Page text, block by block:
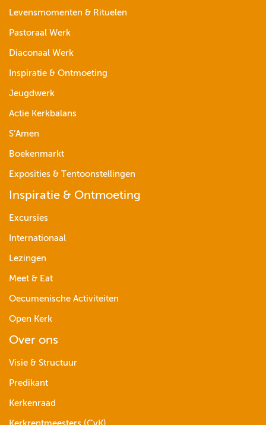
Levensmomenten & Rituelen
Pastoraal Werk
Diaconaal Werk
Inspiratie & Ontmoeting
Jeugdwerk
Actie Kerkbalans
S’Amen
Boekenmarkt
Exposities & Tentoonstellingen
Inspiratie & Ontmoeting
Excursies
Internationaal
Lezingen
Meet & Eat
Oecumenische Activiteiten
Open Kerk
Over ons
Visie & Structuur
Predikant
Kerkenraad